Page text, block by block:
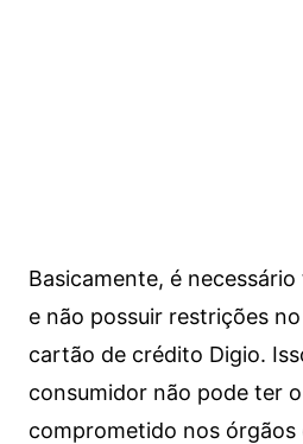
Basicamente, é
e não possuir restrições
cartão de crédito Digio.
consumidor não pode ter
comprometido nos órgãos